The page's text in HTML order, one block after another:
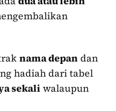
nama depandan
hadiah dari tabel
sekali walaupun